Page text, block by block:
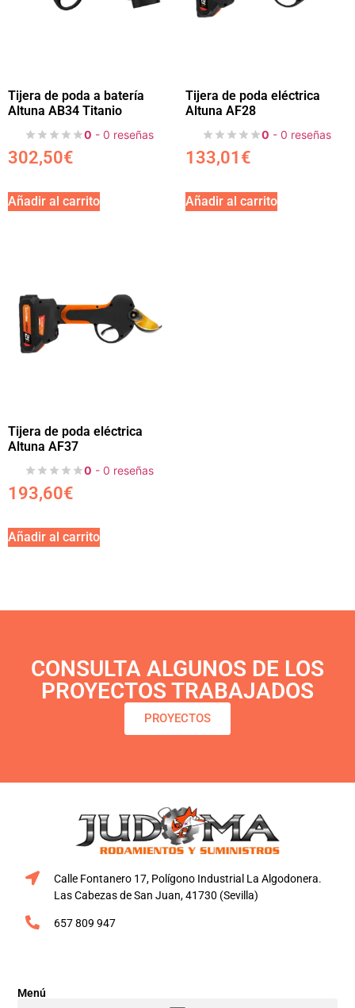
Tijera de poda a batería
Altuna AB34 Titanio
0 - 0 reseñas
302,50€
Añadir al carrito
Tijera de poda eléctrica
Altuna AF28
0 - 0 reseñas
133,01 €
Añadir al carrito
Tijera de poda eléctrica
Altuna AF37
0 - 0 reseñas
193,60€
Añadir al carrito
CONSULTA ALGUNOS DE LOS
PROYECTOS TRABAJADOS
PROYECTOS
Calle Fontanero 17, Polígono Industrial La Algodonera.
Las Cabezas de San Juan, 41730 (Sevilla)
657 809 947
Menú